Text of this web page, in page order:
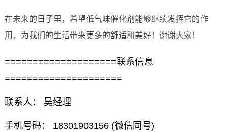
在未来的日子里，希望低气味催化剂能够继续发挥它的作
用，为我们的生活带来更多的舒适和美好！谢谢大家！
====================联系信息
=====================
联系人： 吴经理
手机号码： 18301903156 (微信同号)